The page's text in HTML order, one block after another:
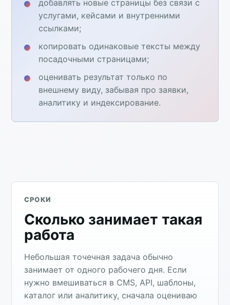
добавлять новые страницы без связи с
услугами, кейсами и внутренними
ссылками;
копировать одинаковые тексты между
посадочными страницами;
оценивать результат только по
внешнему виду, забывая про заявки,
аналитику и индексирование.
СРОКИ
Сколько занимает такая
работа
Небольшая точечная задача обычно
занимает от одного рабочего дня. Если
нужно вмешиваться в CMS, API, шаблоны,
каталог или аналитику, сначала оцениваю